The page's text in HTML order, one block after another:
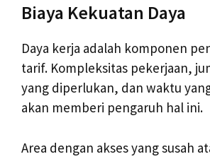
Biaya Kekuatan Daya
Daya kerja adalah komponen
tarif. Kompleksitas pekerjaan,
yang diperlukan, dan waktu
akan memberi pengaruh hal ini.
Area dengan akses yang susah